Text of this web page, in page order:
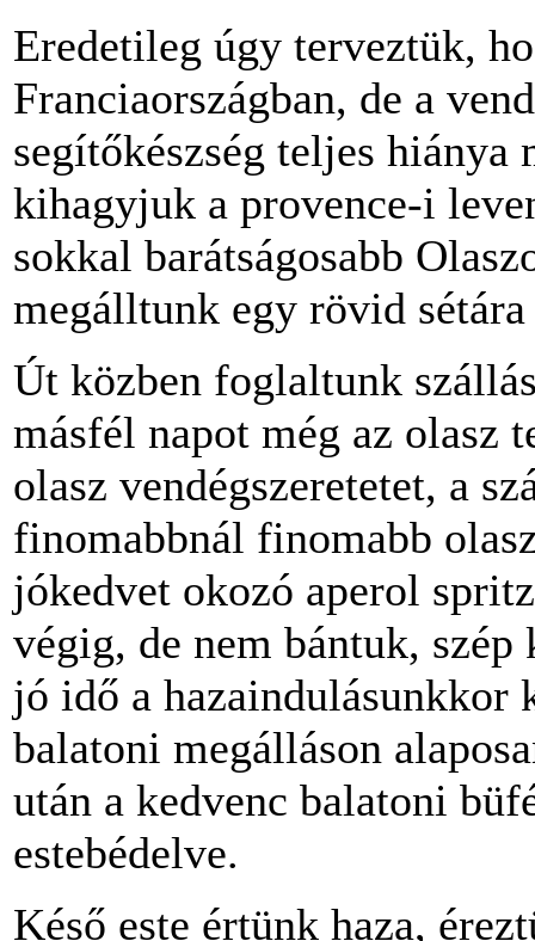
Eredetileg úgy terveztük,
Franciaországban, de a
segítőkészség teljes
kihagyjuk a provence-i
sokkal barátságosabb
megálltunk egy rövid
Út közben foglaltunk
másfél napot még az olasz
olasz vendégszeretetet, a
finomabbnál finomabb
jókedvet okozó aperol
végig, de nem bántuk,
jó idő a hazaindulásunkkor
balatoni megálláson
után a kedvenc balatoni
estebédelve.
Késő este értünk haza,